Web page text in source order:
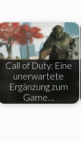
Call of Duty: Eine
unerwartete
Ergänzung zum
Game…